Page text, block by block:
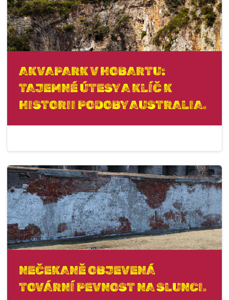
AKVAPARK V HOBARTU:
TAJEMNÉ ÚTESY A KLÍČ K
HISTORII PODOBY AUSTRALIA.
NEČEKANĚ OBJEVENÁ
TOVÁRNÍ PEVNOST NA SLUNCI.